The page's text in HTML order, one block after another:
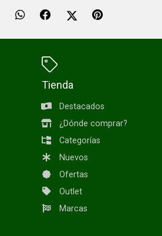
Tienda
Destacados
¿Dónde comprar?
Categorías
Nuevos
Ofertas
Outlet
Marcas